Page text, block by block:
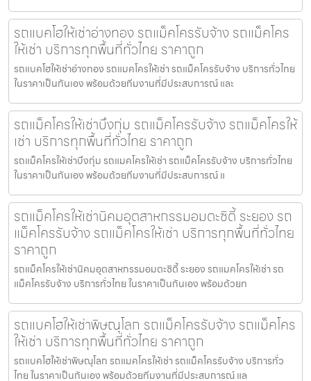
รถแบคโฮให้เช่าอ่างทอง รถแม็คโครรับจ้าง รถแม็คโคร
ให้เช่า บริการทุกพื้นที่ทั่วไทย ราคาถูก
รถแบคโฮให้เช่าอ่างทอง รถแมคโครให้เช่า รถแม็คโครรับจ้าง บริการทั่วไทย
ในราคาเป็นกันเอง พร้อมด้วยทีมงานที่มีประสบการณ์ และ
รถแม็คโครให้เช่าบึงกุ่ม รถแม็คโครรับจ้าง รถแม็คโครให้
เช่า บริการทุกพื้นที่ทั่วไทย ราคาถูก
รถแม็คโครให้เช่าบึงกุ่ม รถแมคโครให้เช่า รถแม็คโครรับจ้าง บริการทั่วไทย
ในราคาเป็นกันเอง พร้อมด้วยทีมงานที่มีประสบการณ์ แ
รถแม็คโครให้เช่านิคมอุตสาหกรรมอมตะซิตี้ ระยอง รถ
แม็คโครรับจ้าง รถแม็คโครให้เช่า บริการทุกพื้นที่ทั่วไทย
ราคาถูก
รถแม็คโครให้เช่านิคมอุตสาหกรรมอมตะซิตี้ ระยอง รถแมคโครให้เช่า รถ
แม็คโครรับจ้าง บริการทั่วไทย ในราคาเป็นกันเอง พร้อมด้วยท
รถแบคโฮให้เช่าพิษณุโลก รถแม็คโครรับจ้าง รถแม็คโคร
ให้เช่า บริการทุกพื้นที่ทั่วไทย ราคาถูก
รถแบคโฮให้เช่าพิษณุโลก รถแมคโครให้เช่า รถแม็คโครรับจ้าง บริการทั่ว
ไทย ในราคาเป็นกันเอง พร้อมด้วยทีมงานที่มีประสบการณ์ แล